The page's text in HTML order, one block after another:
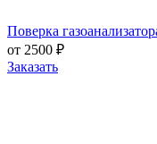
Поверка
от 2500 ₽
Заказать